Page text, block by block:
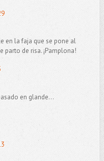
en la faja que se pone al
de risa. ¡Pamplona!
en glande...